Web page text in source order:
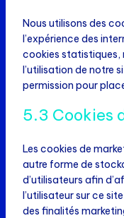
Nous utilisons des
l’expérience des
cookies statistiques,
l’utilisation de notre
permission pour
5.3 Cookies
Les cookies de
autre forme de
d’utilisateurs afin
l’utilisateur sur ce
des finalités